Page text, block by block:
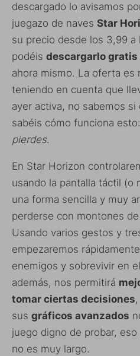
descargado lo avisamos
juegazo de naves Star
su precio desde los 3,99
podéis descargarlo gratis
ahora mismo. La oferta es
teniendo en cuenta que
ayer activa, no sabemos
sabéis cómo funciona esto:
pierdes.
En Star Horizon
usando la pantalla táctil (o
una forma sencilla y muy
perderse con montones
Usando varios gestos y
empezaremos
enemigos y sobrevivir en
además, nos permitirá
tomar ciertas decisiones
sus gráficos avanzados
juego digno de probar,
no es muy largo.